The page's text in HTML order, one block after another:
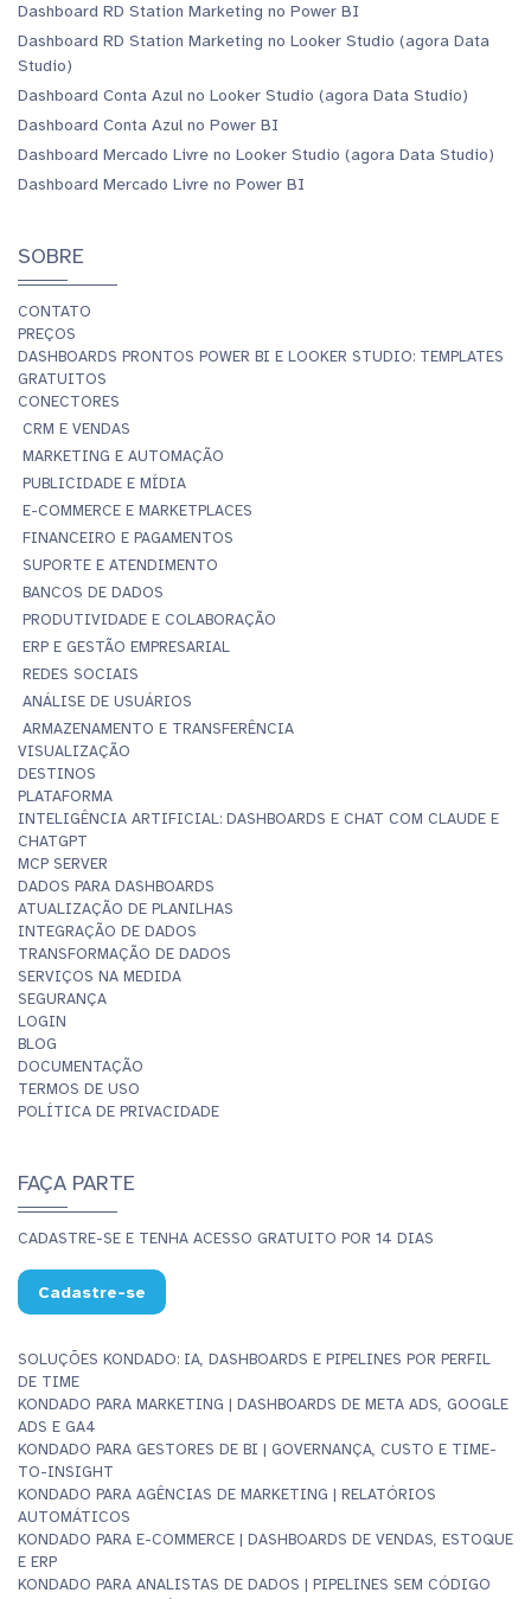
Dashboard RD Station Marketing no Power BI
Dashboard RD Station Marketing no Looker Studio (agora Data
Studio)
Dashboard Conta Azul no Looker Studio (agora Data Studio)
Dashboard Conta Azul no Power BI
Dashboard Mercado Livre no Looker Studio (agora Data Studio)
Dashboard Mercado Livre no Power BI
SOBRE
CONTATO
PREÇOS
DASHBOARDS PRONTOS POWER BI E LOOKER STUDIO: TEMPLATES
GRATUITOS
CONECTORES
CRM E VENDAS
MARKETING E AUTOMAÇÃO
PUBLICIDADE E MÍDIA
E-COMMERCE E MARKETPLACES
FINANCEIRO E PAGAMENTOS
SUPORTE E ATENDIMENTO
BANCOS DE DADOS
PRODUTIVIDADE E COLABORAÇÃO
ERP E GESTÃO EMPRESARIAL
REDES SOCIAIS
ANÁLISE DE USUÁRIOS
ARMAZENAMENTO E TRANSFERÊNCIA
VISUALIZAÇÃO
DESTINOS
PLATAFORMA
INTELIGÊNCIA ARTIFICIAL: DASHBOARDS E CHAT COM CLAUDE E
CHATGPT
MCP SERVER
DADOS PARA DASHBOARDS
ATUALIZAÇÃO DE PLANILHAS
INTEGRAÇÃO DE DADOS
TRANSFORMAÇÃO DE DADOS
SERVIÇOS NA MEDIDA
SEGURANÇA
LOGIN
BLOG
DOCUMENTAÇÃO
TERMOS DE USO
POLÍTICA DE PRIVACIDADE
FAÇA PARTE
CADASTRE-SE E TENHA ACESSO GRATUITO POR 14 DIAS
Cadastre-se
SOLUÇÕES KONDADO: IA, DASHBOARDS E PIPELINES POR PERFIL
DE TIME
KONDADO PARA MARKETING | DASHBOARDS DE META ADS, GOOGLE
ADS E GA4
KONDADO PARA GESTORES DE BI | GOVERNANÇA, CUSTO E TIME-
TO-INSIGHT
KONDADO PARA AGÊNCIAS DE MARKETING | RELATÓRIOS
AUTOMÁTICOS
KONDADO PARA E-COMMERCE | DASHBOARDS DE VENDAS, ESTOQUE
E ERP
KONDADO PARA ANALISTAS DE DADOS | PIPELINES SEM CÓDIGO